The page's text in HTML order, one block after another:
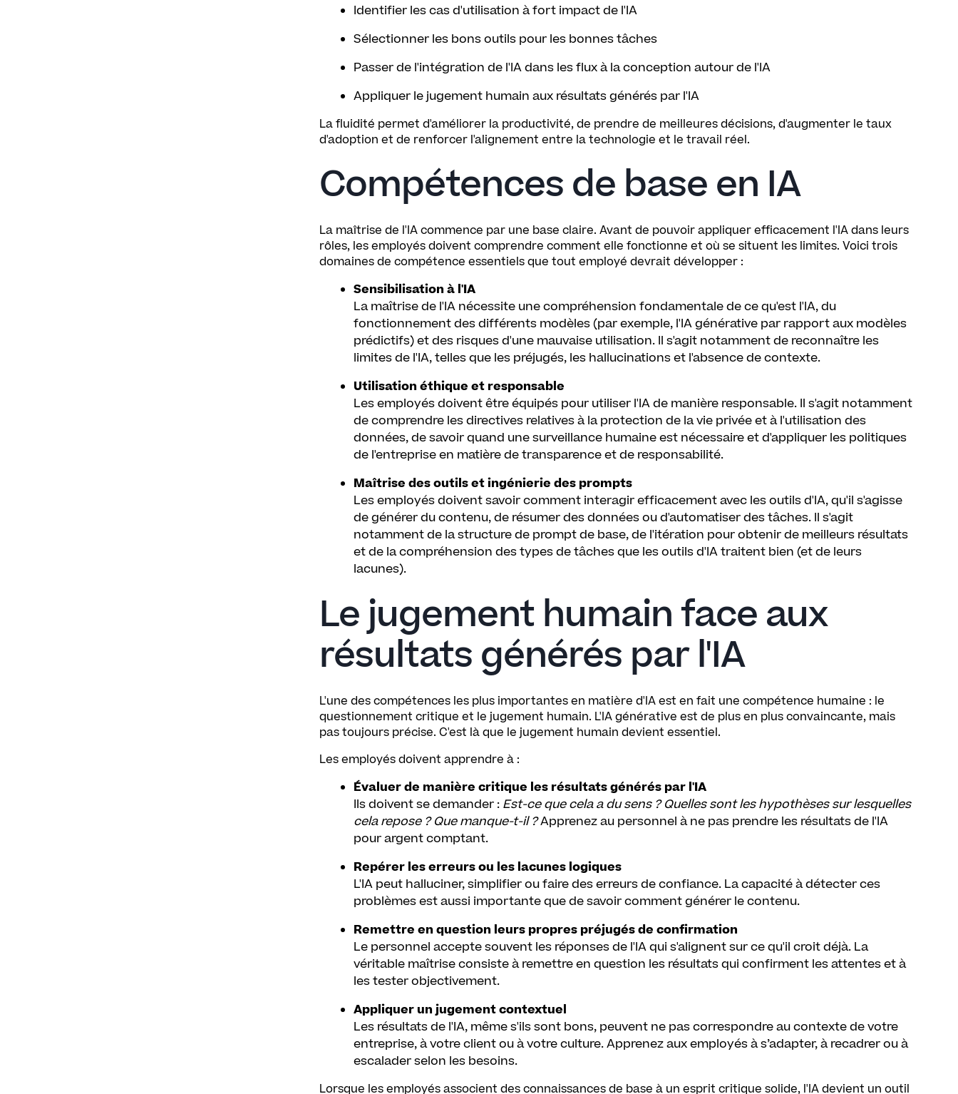
Identifier les cas d'utilisation à fort impact de l'IA
Sélectionner les bons outils pour les bonnes tâches
Passer de l'intégration de l'IA dans les flux à la conception autour de l'IA
Appliquer le jugement humain aux résultats générés par l'IA
La fluidité permet d'améliorer la productivité, de prendre de meilleures décisions, d'augmenter le taux
d'adoption et de renforcer l'alignement entre la technologie et le travail réel.
Compétences de base en IA
La maîtrise de l'IA commence par une base claire. Avant de pouvoir appliquer efficacement l'IA dans leurs
rôles, les employés doivent comprendre comment elle fonctionne et où se situent les limites. Voici trois
domaines de compétence essentiels que tout employé devrait développer :
Sensibilisation à l'IA
La maîtrise de l'IA nécessite une compréhension fondamentale de ce qu'est l'IA, du
fonctionnement des différents modèles (par exemple, l'IA générative par rapport aux modèles
prédictifs) et des risques d'une mauvaise utilisation. Il s'agit notamment de reconnaître les
limites de l'IA, telles que les préjugés, les hallucinations et l'absence de contexte.
Utilisation éthique et responsable
Les employés doivent être équipés pour utiliser l'IA de manière responsable. Il s'agit notamment
de comprendre les directives relatives à la protection de la vie privée et à l'utilisation des
données, de savoir quand une surveillance humaine est nécessaire et d'appliquer les politiques
de l'entreprise en matière de transparence et de responsabilité.
Maîtrise des outils et ingénierie des prompts
Les employés doivent savoir comment interagir efficacement avec les outils d'IA, qu'il s'agisse
de générer du contenu, de résumer des données ou d'automatiser des tâches. Il s'agit
notamment de la structure de prompt de base, de l'itération pour obtenir de meilleurs résultats
et de la compréhension des types de tâches que les outils d'IA traitent bien (et de leurs
lacunes).
Le jugement humain face aux
résultats générés par l'IA
L'une des compétences les plus importantes en matière d'IA est en fait une compétence humaine : le
questionnement critique et le jugement humain. L'IA générative est de plus en plus convaincante, mais
pas toujours précise. C'est là que le jugement humain devient essentiel.
Les employés doivent apprendre à :
Évaluer de manière critique les résultats générés par l'IA
Ils doivent se demander : Est-ce que cela a du sens ? Quelles sont les hypothèses sur lesquelles
cela repose ? Que manque-t-il ?Apprenez au personnel à ne pas prendre les résultats de l'IA
pour argent comptant.
Repérer les erreurs ou les lacunes logiques
L'IA peut halluciner, simplifier ou faire des erreurs de confiance. La capacité à détecter ces
problèmes est aussi importante que de savoir comment générer le contenu.
Remettre en question leurs propres préjugés de confirmation
Le personnel accepte souvent les réponses de l'IA qui s'alignent sur ce qu'il croit déjà. La
véritable maîtrise consiste à remettre en question les résultats qui confirment les attentes et à
les tester objectivement.
Appliquer un jugement contextuel
Les résultats de l'IA, même s'ils sont bons, peuvent ne pas correspondre au contexte de votre
entreprise, à votre client ou à votre culture. Apprenez aux employés à s’adapter, à recadrer ou à
escalader selon les besoins.
Lorsque les employés associent des connaissances de base à un esprit critique solide, l'IA devient un outil